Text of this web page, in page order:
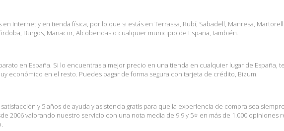
Internet y en tienda física, por lo que si estás en Terrassa, Rubí, Sabadell, Manresa,
Burgos, Manacor, Alcobendas o cualquier municipio de España, también.
en España. Si lo encuentras a mejor precio en una tienda en cualquier lugar de España,
económico en el resto. Puedes pagar de forma segura con tarjeta de crédito, Bizum.
y 5 años de ayuda y asistencia gratis para que la experiencia de compra sea
2006 valorando nuestro servicio con una nota media de 9.9 y 5⭐ en más de 1.000